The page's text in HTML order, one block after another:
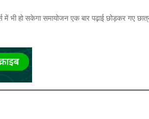
भी हो सकेगा समायोजन एक बार पढ़ाई छोड़कर गए